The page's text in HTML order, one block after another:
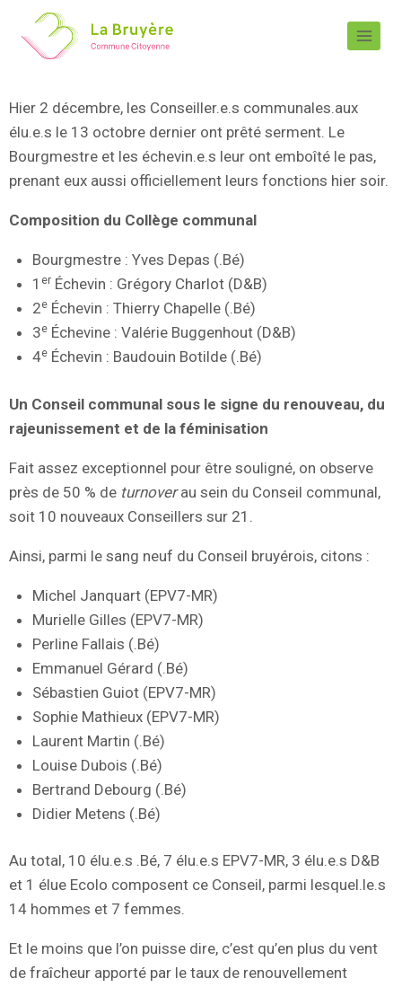
Hier 2 décembre, les Conseiller.e.s communales.aux
élu.e.s le 13 octobre dernier ont prêté serment. Le
Bourgmestre et les échevin.e.s leur ont emboîté le pas,
prenant eux aussi officiellement leurs fonctions hier soir.
Composition du Collège communal
Bourgmestre : Yves Depas (.Bé)
1 erÉchevin : Grégory Charlot (D&B)
2eÉchevin : Thierry Chapelle (.Bé)
3eÉchevine : Valérie Buggenhout (D&B)
4eÉchevin : Baudouin Botilde (.Bé)
Un Conseil communal sous le signe du renouveau, du
rajeunissement et de la féminisation
Fait assez exceptionnel pour être souligné, on observe
près de 50 % de turnoverau sein du Conseil communal,
soit 10 nouveaux Conseillers sur 21.
Ainsi, parmi le sang neuf du Conseil bruyérois, citons :
Michel Janquart (EPV7-MR)
Murielle Gilles (EPV7-MR)
Perline Fallais (.Bé)
Emmanuel Gérard (.Bé)
Sébastien Guiot (EPV7-MR)
Sophie Mathieux (EPV7-MR)
Laurent Martin (.Bé)
Louise Dubois (.Bé)
Bertrand Debourg (.Bé)
Didier Metens (.Bé)
Au total, 10 élu.e.s .Bé, 7 élu.e.s EPV7-MR, 3 élu.e.s D&B
et 1 élue Ecolo composent ce Conseil, parmi lesquel.le.s
14 hommes et 7 femmes.
Et le moins que l’on puisse dire, c’est qu’en plus du vent
de fraîcheur apporté par le taux de renouvellement